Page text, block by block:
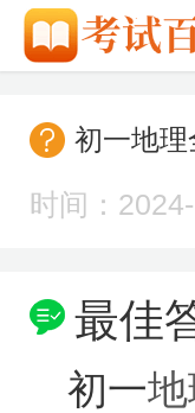
初一地
时间：
最佳
初一地